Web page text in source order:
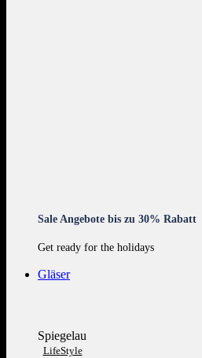
Sale Angebote bis zu 30% Rabatt
Get ready for the holidays
Gläser
Spiegelau
LifeStyle